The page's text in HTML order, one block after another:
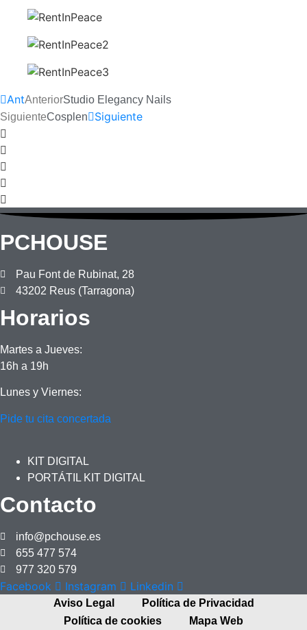
AntAnteriorStudio Elegancy Nails
SiguienteCosplen Siguiente
PCHOUSE
Pau Font de Rubinat, 28
43202 Reus (Tarragona)
Horarios
Martes a Jueves:
16h a 19h
Lunes y Viernes:
Pide tu cita concertada
KIT DIGITAL
PORTÁTIL KIT DIGITAL
Contacto
info@pchouse.es
655 477 574
977 320 579
Facebook Instagram Linkedin
Aviso Legal
Política de Privacidad
Política de cookies
Mapa Web